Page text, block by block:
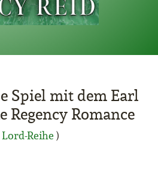
Spiel mit dem Earl
Regency Romance
Reihe )